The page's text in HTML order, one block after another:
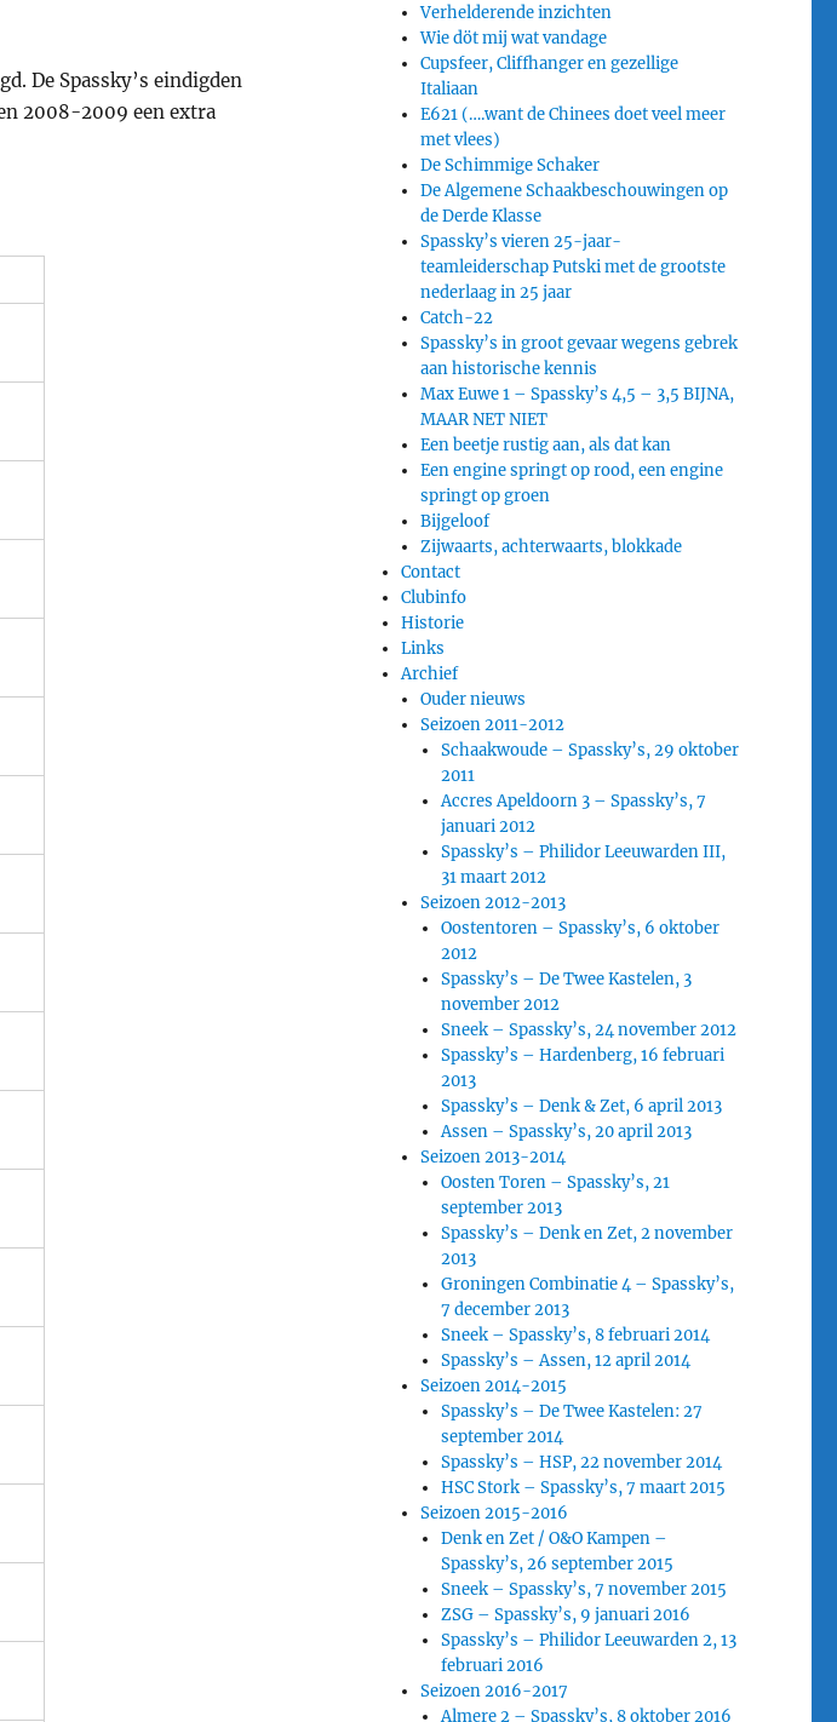
De Spassky’s eindigden
2008-2009 een extra
Verhelderende inzichten
Wie döt mij wat vandage
Cupsfeer, Cliffhanger en gezellige
Italiaan
E621 (….want de Chinees doet veel meer
met vlees)
De Schimmige Schaker
De Algemene Schaakbeschouwingen op
de Derde Klasse
Spassky’s vieren 25-jaar-
teamleiderschap Putski met de grootste
nederlaag in 25 jaar
Catch-22
Spassky’s in groot gevaar wegens gebrek
aan historische kennis
Max Euwe 1 – Spassky’s 4,5 – 3,5 BIJNA,
MAAR NET NIET
Een beetje rustig aan, als dat kan
Een engine springt op rood, een engine
springt op groen
Bijgeloof
Zijwaarts, achterwaarts, blokkade
Contact
Clubinfo
Historie
Links
Archief
Ouder nieuws
Seizoen 2011-2012
Schaakwoude – Spassky’s, 29 oktober
2011
Accres Apeldoorn 3 – Spassky’s, 7
januari 2012
Spassky’s – Philidor Leeuwarden III,
31 maart 2012
Seizoen 2012-2013
Oostentoren – Spassky’s, 6 oktober
2012
Spassky’s – De Twee Kastelen, 3
november 2012
Sneek – Spassky’s, 24 november 2012
Spassky’s – Hardenberg, 16 februari
2013
Spassky’s – Denk & Zet, 6 april 2013
Assen – Spassky’s, 20 april 2013
Seizoen 2013-2014
Oosten Toren – Spassky’s, 21
september 2013
Spassky’s – Denk en Zet, 2 november
2013
Groningen Combinatie 4 – Spassky’s,
7 december 2013
Sneek – Spassky’s, 8 februari 2014
Spassky’s – Assen, 12 april 2014
Seizoen 2014-2015
Spassky’s – De Twee Kastelen: 27
september 2014
Spassky’s – HSP, 22 november 2014
HSC Stork – Spassky’s, 7 maart 2015
Seizoen 2015-2016
Denk en Zet / O&O Kampen –
Spassky’s, 26 september 2015
Sneek – Spassky’s, 7 november 2015
ZSG – Spassky’s, 9 januari 2016
Spassky’s – Philidor Leeuwarden 2, 13
februari 2016
Seizoen 2016-2017
Almere 2 – Spassky’s, 8 oktober 2016